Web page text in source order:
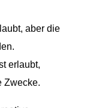
aber die
erlaubt,
Zwecke.